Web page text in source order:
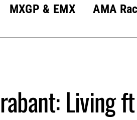
MXGP & EMX AMA
Living